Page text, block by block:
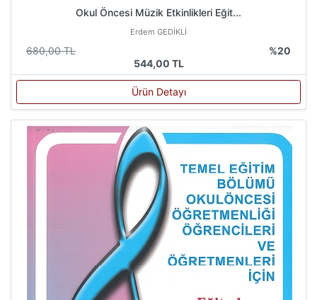
Okul Öncesi Müzik Etkinlikleri Eğit...
Erdem GEDİKLİ
680,00 TL
%20
544,00 TL
Ürün Detayı